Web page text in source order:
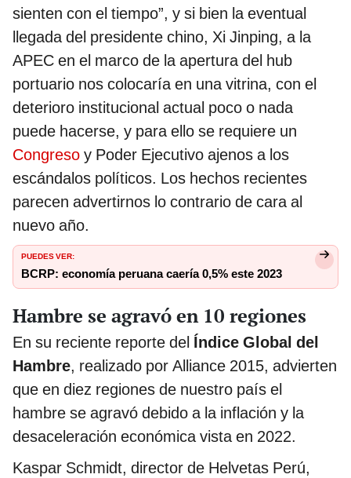
sienten con el tiempo”, y si bien la eventual
llegada del presidente chino, Xi Jinping, a la
APEC en el marco de la apertura del hub
portuario nos colocaría en una vitrina, con el
deterioro institucional actual poco o nada
puede hacerse, y para ello se requiere un
Congreso y Poder Ejecutivo ajenos a los
escándalos políticos. Los hechos recientes
parecen advertirnos lo contrario de cara al
nuevo año.
PUEDES VER:
BCRP: economía peruana caería 0,5% este 2023
Hambre se agravó en 10 regiones
En su reciente reporte del Índice Global del
Hambre, realizado por Alliance 2015, advierten
que en diez regiones de nuestro país el
hambre se agravó debido a la inflación y la
desaceleración económica vista en 2022.
Kaspar Schmidt, director de Helvetas Perú,